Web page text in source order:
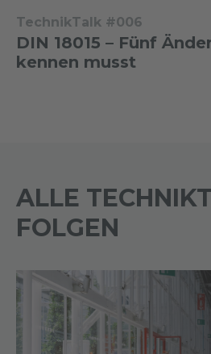
TechnikTalk #006
DIN 18015 – Fünf
kennen musst
ALLE
FOLGEN